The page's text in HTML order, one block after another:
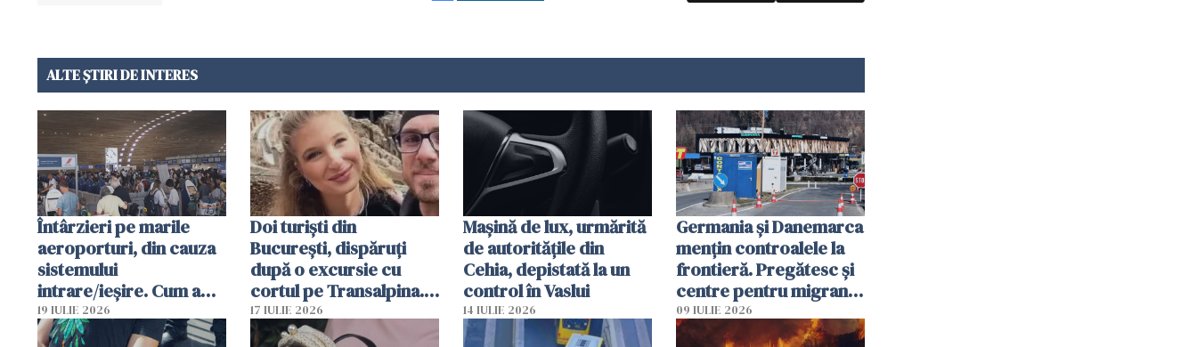
ALTE ȘTIRI DE INTERES
Întârzieri pe marile
aeroporturi, din cauza
sistemului
intrare/ieșire. Cum a
ajuns o femeie să fie
arestată în Cluj-Napoca
19 IULIE 2026
Doi turiști din
București, dispăruți
după o excursie cu
cortul pe Transalpina.
Poliția și familia îi caută
17 IULIE 2026
Mașină de lux, urmărită
de autoritățile din
Cehia, depistată la un
control în Vaslui
14 IULIE 2026
Germania și Danemarca
mențin controalele la
frontieră. Pregătesc și
centre pentru migranții
respinși din UE
09 IULIE 2026